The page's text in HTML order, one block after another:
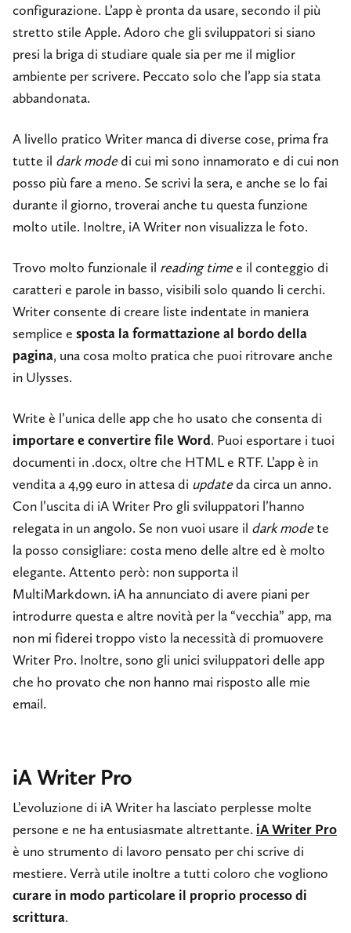
configurazione. L’app è pronta da usare, secondo il più
stretto stile Apple. Adoro che gli sviluppatori si siano
presi la briga di studiare quale sia per me il miglior
ambiente per scrivere. Peccato solo che l’app sia stata
abbandonata.
A livello pratico Writer manca di diverse cose, prima fra
tutte il dark modedi cui mi sono innamorato e di cui non
posso più fare a meno. Se scrivi la sera, e anche se lo fai
durante il giorno, troverai anche tu questa funzione
molto utile. Inoltre, iA Writer non visualizza le foto.
Trovo molto funzionale il reading timee il conteggio di
caratteri e parole in basso, visibili solo quando li cerchi.
Writer consente di creare liste indentate in maniera
semplice e sposta la formattazione al bordo della
pagina, una cosa molto pratica che puoi ritrovare anche
in Ulysses.
Write è l’unica delle app che ho usato che consenta di
importare e convertire file Word. Puoi esportare i tuoi
documenti in .docx, oltre che HTML e RTF. L’app è in
vendita a 4,99 euro in attesa di updateda circa un anno.
Con l’uscita di iA Writer Pro gli sviluppatori l’hanno
relegata in un angolo. Se non vuoi usare il dark modete
la posso consigliare: costa meno delle altre ed è molto
elegante. Attento però: non supporta il
MultiMarkdown. iA ha annunciato di avere piani per
introdurre questa e altre novità per la “vecchia” app, ma
non mi fiderei troppo visto la necessità di promuovere
Writer Pro. Inoltre, sono gli unici sviluppatori delle app
che ho provato che non hanno mai risposto alle mie
email.
iA Writer Pro
L’evoluzione di iA Writer ha lasciato perplesse molte
persone e ne ha entusiasmate altrettante. iA Writer Pro
è uno strumento di lavoro pensato per chi scrive di
mestiere. Verrà utile inoltre a tutti coloro che vogliono
curare in modo particolare il proprio processo di
scrittura.